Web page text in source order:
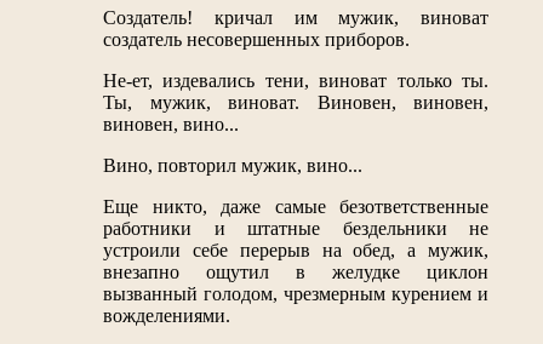
Создатель! кричал им мужик, виноват
создатель несовершенных приборов.
Не-ет, издевались тени, виноват только ты.
Ты, мужик, виноват. Виновен, виновен,
виновен, вино...
Вино, повторил мужик, вино...
Еще никто, даже самые безответственные
работники и штатные бездельники не
устроили себе перерыв на обед, а мужик,
внезапно ощутил в желудке циклон
вызванный голодом, чрезмерным курением и
вожделениями.